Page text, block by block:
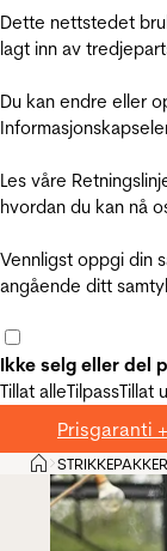
Dette nettstedet
lagt inn av
Du kan endre eller
Les våre
hvordan du kan nå
Vennligst oppgi din
angående ditt
Ikke selg eller del
Tillat alleTilpassTillat
Prisgaranti
Hjem
>STRIKKEPAKKER